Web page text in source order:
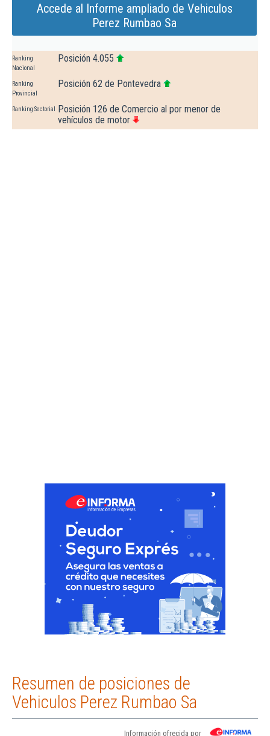
Accede al Informe ampliado de Vehiculos
Perez Rumbao Sa
Ranking
Nacional
Posición 4.055
Ranking
Provincial
Posición 62 de Pontevedra
Ranking Sectorial
Posición 126 de Comercio al por menor de
vehículos de motor
Resumen de posiciones de
Vehiculos Perez Rumbao Sa
Información ofrecida por